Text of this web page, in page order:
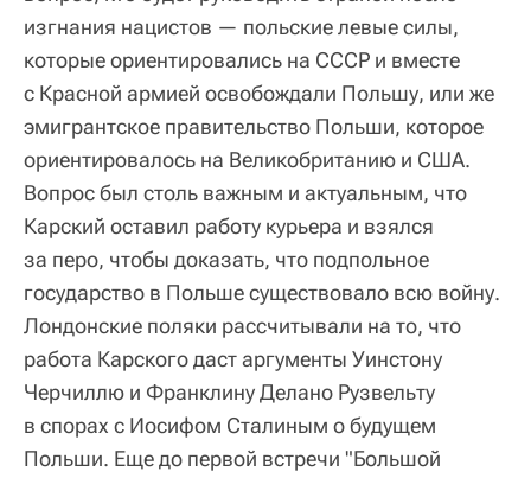
изгнания нацистов — польские левые силы,
которые ориентировались на СССР и вместе
с Красной армией освобождали Польшу, или же
эмигрантское правительство Польши, которое
ориентировалось на Великобританию и США.
Вопрос был столь важным и актуальным, что
Карский оставил работу курьера и взялся
за перо, чтобы доказать, что подпольное
государство в Польше существовало всю войну.
Лондонские поляки рассчитывали на то, что
работа Карского даст аргументы Уинстону
Черчиллю и Франклину Делано Рузвельту
в спорах с Иосифом Сталиным о будущем
Польши. Еще до первой встречи "Большой